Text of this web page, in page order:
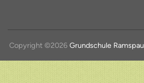
Copyright ©2026 Grundschule Ramspau